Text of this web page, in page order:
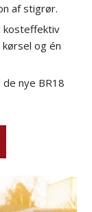
af stigrør.
kosteffektiv
og én
nye BR18